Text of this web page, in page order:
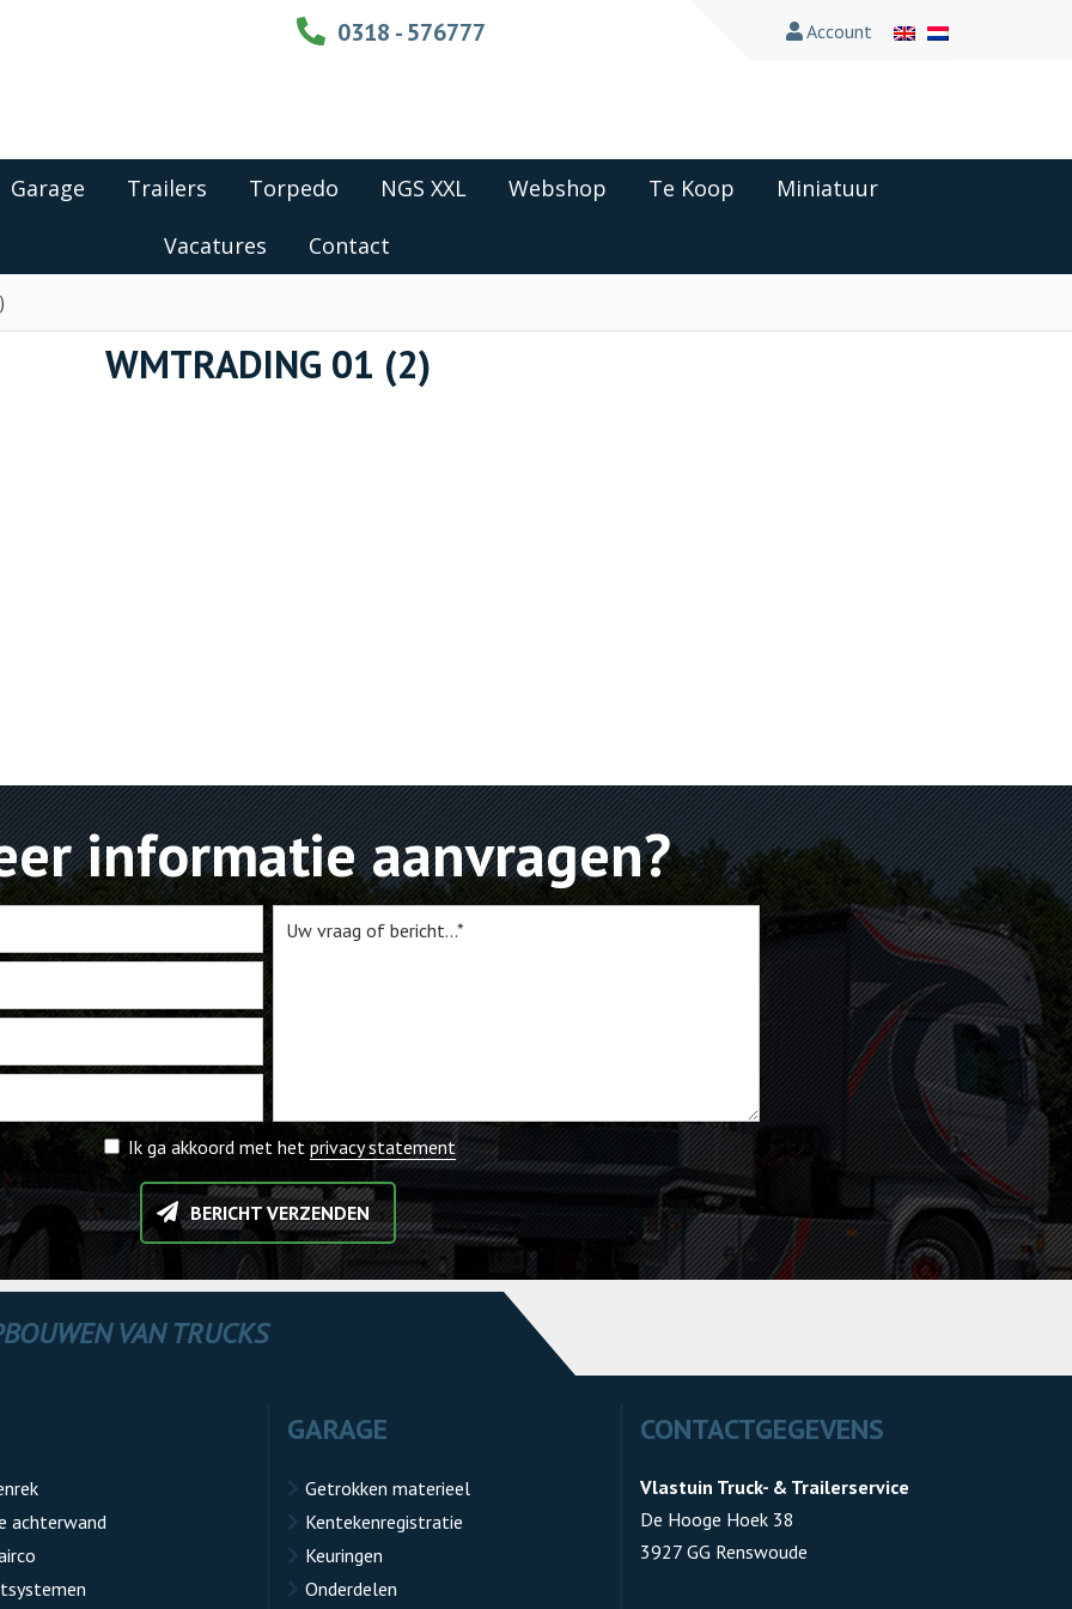
0318 - 576777 Account
Garage Trailers Torpedo NGS XXL Webshop Te Koop
Miniatuur
Vacatures
Contact
WMTRADING 01 (2)
informatie aanvragen?
Ik ga akkoord met het privacy statement
BERICHT VERZENDEN
VAN TRUCKS
achterwand
GARAGE
Getrokken materieel
Kentekenregistratie
Keuringen
Onderdelen
CONTACTGEGEVENS
Vlastuin Truck- & Trailerservice
De Hooge Hoek 38
3927 GG Renswoude